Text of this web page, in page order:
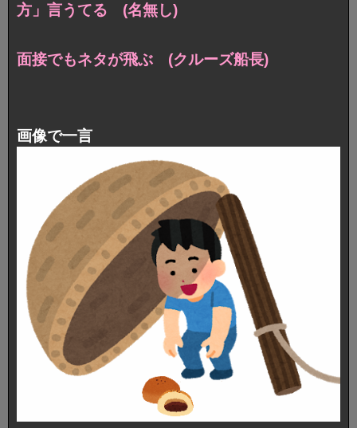
方」言うてる (名無し)
面接でもネタが飛ぶ (クルーズ船長)
画像で一言